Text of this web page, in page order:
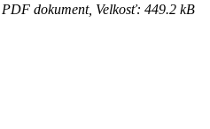
dokument, Velkosť: 449.2 kB